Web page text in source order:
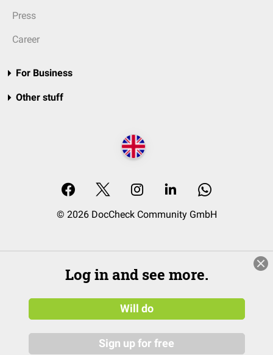
Press
Career
For Business
Other stuff
© 2026 DocCheck Community GmbH
Log in and see more.
Will do
Sign up for free